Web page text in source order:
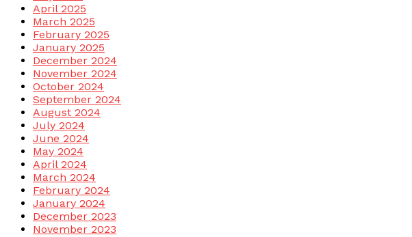
April 2025
March 2025
February 2025
January 2025
December 2024
November 2024
October 2024
September 2024
August 2024
July 2024
June 2024
May 2024
April 2024
March 2024
February 2024
January 2024
December 2023
November 2023